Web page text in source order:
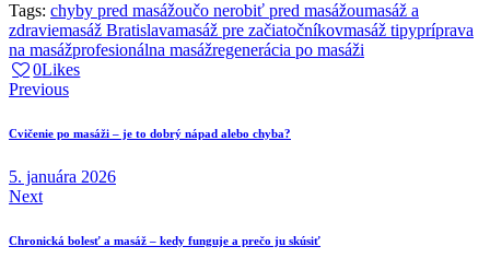
Tags: chyby pred masážoučo nerobiť pred masážoumasáž a
zdraviemasáž Bratislavamasáž pre začiatočníkovmasáž tipypríprava
na masážprofesionálna masážregenerácia po masáži
0Likes
Navigácia
v
Previous
Cvičenie po masáži – je to dobrý nápad alebo chyba?
5. januára 2026
Next
Chronická bolesť a masáž – kedy funguje a prečo ju skúsiť